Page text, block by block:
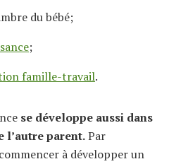
du bébé;
;
famille-travail.
se développe aussi dans
l’autre parent.Par
à développer un